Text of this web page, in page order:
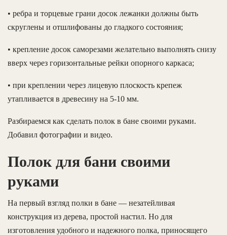
• ребра и торцевые грани досок лежанки должны быть
скруглены и отшлифованы до гладкого состояния;
• крепление досок саморезами желательно выполнять снизу
вверх через горизонтальные рейки опорного каркаса;
• при креплении через лицевую плоскость крепеж
утапливается в древесину на 5-10 мм.
Разбираемся как сделать полок в бане своими руками.
Добавил фотографии и видео.
Полок для бани своими
руками
На первый взгляд полки в бане — незатейливая
конструкция из дерева, простой настил. Но для
изготовления удобного и надежного полка, приносящего